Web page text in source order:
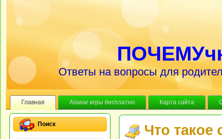
Ответы на вопросы для
Главная Alawar игры бесплатно Карта сайта
Поиск Что такое